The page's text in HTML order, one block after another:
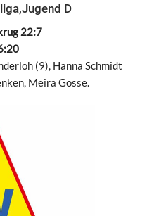
D
22:7
(9), Hanna Schmidt
Meira Gosse.